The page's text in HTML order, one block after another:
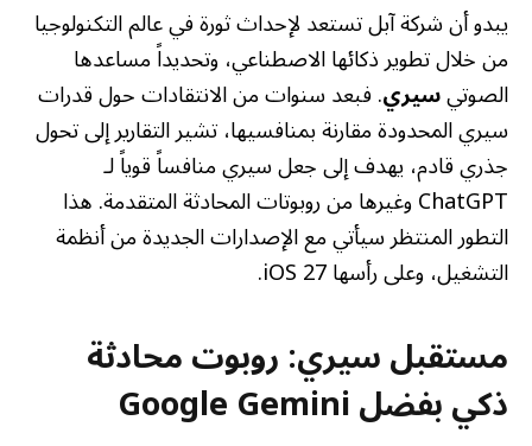
يبدو أن شركة آبل تستعد لإحداث ثورة في عالم التكنولوجيا
من خلال تطوير ذكائها الاصطناعي، وتحديداً مساعدها
الصوتيسيري. فبعد سنوات من الانتقادات حول قدرات
سيري المحدودة مقارنة بمنافسيها، تشير التقارير إلى تحول
جذري قادم، يهدف إلى جعل سيري منافساً قوياً لـ
ChatGPT وغيرها من روبوتات المحادثة المتقدمة. هذا
التطور المنتظر سيأتي مع الإصدارات الجديدة من أنظمة
التشغيل، وعلى رأسها iOS 27.
مستقبل سيري: روبوت محادثة
ذكي بفضل Google Gemini